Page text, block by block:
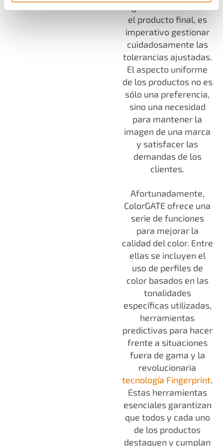
lograr uniformidad en
el producto final, es
imperativo gestionar
cuidadosamente las
tolerancias ajustadas.
El aspecto uniforme
de los productos no es
sólo una preferencia,
sino una necesidad
para mantener la
imagen de una marca
y satisfacer las
demandas de los
clientes.
Afortunadamente,
ColorGATE ofrece una
serie de funciones
para mejorar la
calidad del color. Entre
ellas se incluyen el
uso de perfiles de
color basados en las
tonalidades
específicas utilizadas,
herramientas
predictivas para hacer
frente a situaciones
fuera de gama y la
revolucionaria
tecnología Fingerprint.
Estas herramientas
esenciales garantizan
que todos y cada uno
de los productos
destaquen y cumplan